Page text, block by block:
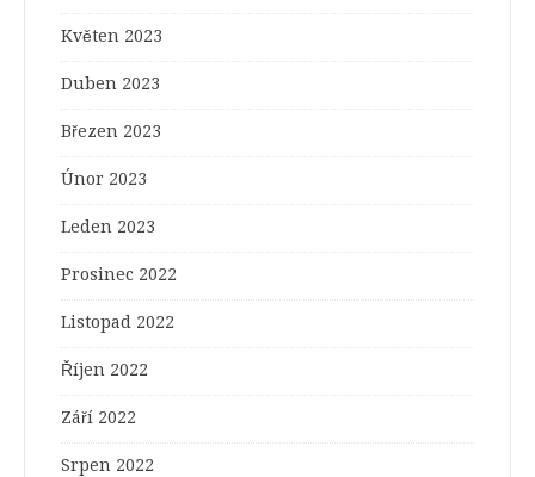
Květen 2023
Duben 2023
Březen 2023
Únor 2023
Leden 2023
Prosinec 2022
Listopad 2022
Říjen 2022
Září 2022
Srpen 2022